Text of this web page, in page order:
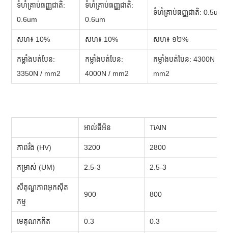
ទំហំគ្រាប់ធញ្ញជាតិ:
0.6um
ទំហំគ្រាប់ធញ្ញជាតិ:
0.6um
ទំហំគ្រាប់ធញ្ញជាតិ: 0.5um
សហ៖ 10% សហ៖ 10% សហ៖ ១២%
កម្លាំងបត់បែន:
3350N / mm2
កម្លាំងបត់បែន:
4000N / mm2
កម្លាំងបត់បែន: 4300N /
mm2
អាល់ធីអិន TiAlN
ភាពរឹង (HV) 3200 2800
កម្រាស់ (UM) 2.5-3 2.5-3
សីតុណ្ហភាពអុកស៊ីត
កម្ម
900 800
មេគុណកកិត 0.3 0.3